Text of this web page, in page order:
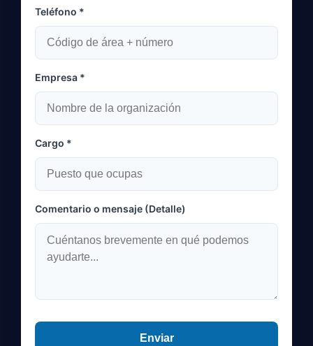
Teléfono *
Empresa *
Cargo *
Comentario o mensaje (Detalle)